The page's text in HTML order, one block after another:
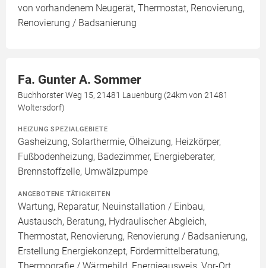
von vorhandenem Neugerät, Thermostat, Renovierung,
Renovierung / Badsanierung
Fa. Gunter A. Sommer
Buchhorster Weg 15, 21481 Lauenburg (24km von 21481
Woltersdorf)
HEIZUNG SPEZIALGEBIETE
Gasheizung, Solarthermie, Ölheizung, Heizkörper,
Fußbodenheizung, Badezimmer, Energieberater,
Brennstoffzelle, Umwälzpumpe
ANGEBOTENE TÄTIGKEITEN
Wartung, Reparatur, Neuinstallation / Einbau,
Austausch, Beratung, Hydraulischer Abgleich,
Thermostat, Renovierung, Renovierung / Badsanierung,
Erstellung Energiekonzept, Fördermittelberatung,